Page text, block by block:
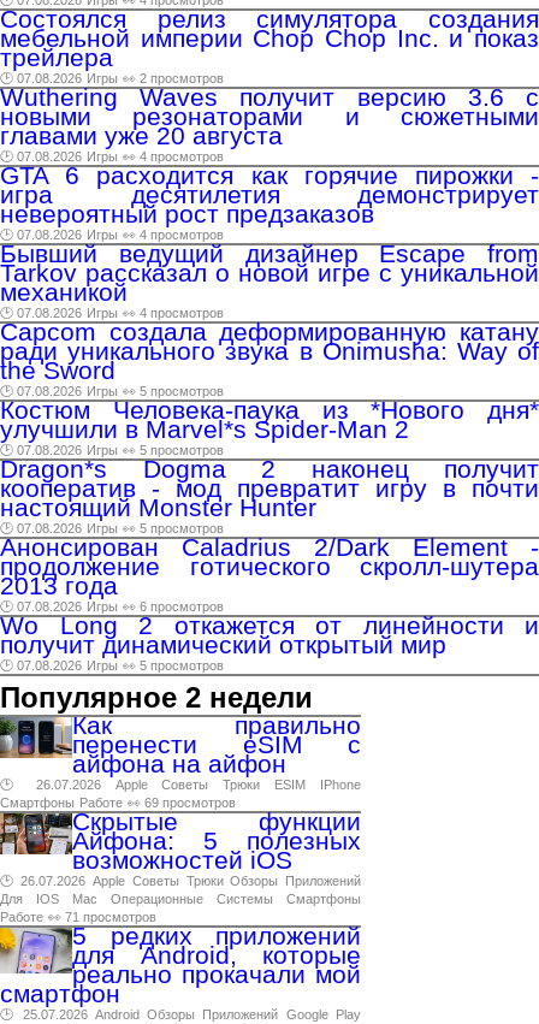
Состоялся релиз симулятора создания
мебельной империи Chop Chop Inc. и показ
трейлера
🕑 07.08.2026 Игры 👀 2 просмотров
Wuthering Waves получит версию 3.6 с
новыми резонаторами и сюжетными
главами уже 20 августа
🕑 07.08.2026 Игры 👀 4 просмотров
GTA 6 расходится как горячие пирожки -
игра десятилетия демонстрирует
невероятный рост предзаказов
🕑 07.08.2026 Игры 👀 4 просмотров
Бывший ведущий дизайнер Escape from
Tarkov рассказал о новой игре с уникальной
механикой
🕑 07.08.2026 Игры 👀 4 просмотров
Capcom создала деформированную катану
ради уникального звука в Onimusha: Way of
the Sword
🕑 07.08.2026 Игры 👀 5 просмотров
Костюм Человека-паука из *Нового дня*
улучшили в Marvel*s Spider-Man 2
🕑 07.08.2026 Игры 👀 5 просмотров
Dragon*s Dogma 2 наконец получит
кооператив - мод превратит игру в почти
настоящий Monster Hunter
🕑 07.08.2026 Игры 👀 5 просмотров
Анонсирован Caladrius 2/Dark Element -
продолжение готического скролл-шутера
2013 года
🕑 07.08.2026 Игры 👀 6 просмотров
Wo Long 2 откажется от линейности и
получит динамический открытый мир
🕑 07.08.2026 Игры 👀 5 просмотров
Популярное 2 недели
Как правильно
перенести eSIM с
айфона на айфон
🕑 26.07.2026 Apple Советы Трюки ESIM
IPhone
Смартфоны Работе 👀 69 просмотров
Скрытые функции
Айфона: 5 полезных
возможностей iOS
🕑 26.07.2026 Apple Советы Трюки Обзоры
Приложений
Для
IOS Mac Операционные Системы
Смартфоны
Работе 👀 71 просмотров
5 редких приложений
для Android, которые
реально прокачали мой
смартфон
🕑 25.07.2026 Android Обзоры Приложений Google
Play